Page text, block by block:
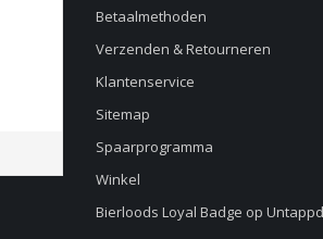
Betaalmethoden
Verzenden & Retourneren
Klantenservice
Sitemap
Spaarprogramma
Winkel
Bierloods Loyal Badge op Untappd